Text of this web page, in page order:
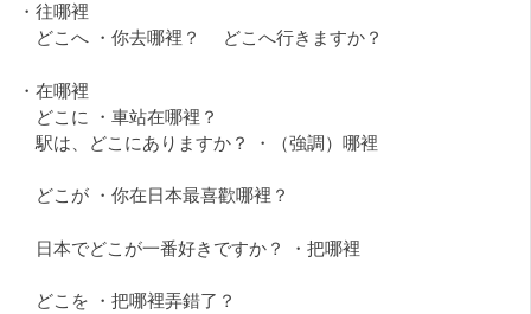
・往哪裡
どこへ ・你去哪裡？ どこへ行きますか？
・在哪裡
どこに ・車站在哪裡？
駅は、どこにありますか？ ・（強調）哪裡
どこが ・你在日本最喜歡哪裡？
日本でどこが一番好きですか？ ・把哪裡
どこを ・把哪裡弄錯了？